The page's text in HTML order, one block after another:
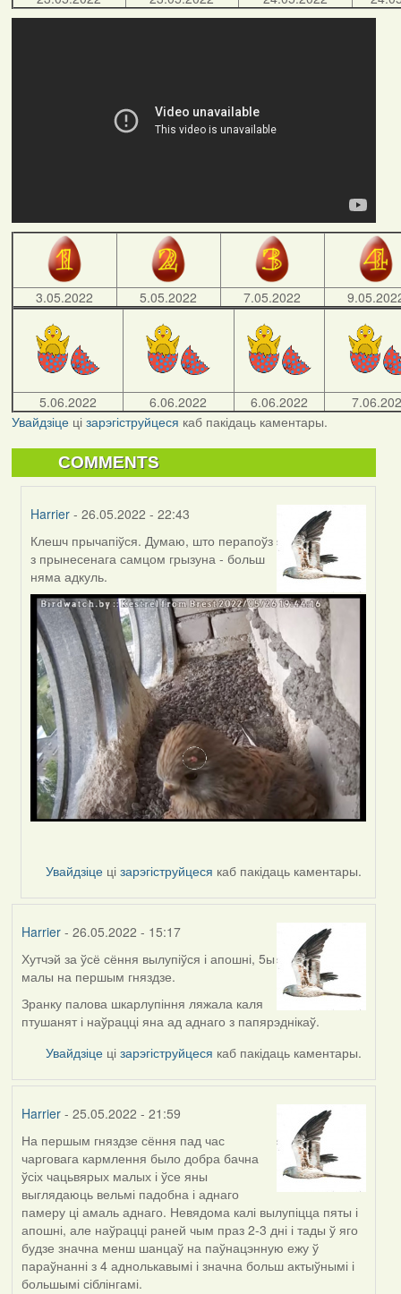
3.05.2022 5.05.2022 7.05.2022
5.06.2022 6.06.2022 6.06.2022
Увайдзіцеці зарэгіструйцеся каб пакідаць каментары.
COMMENTS
Harrier - 26.05.2022 - 22:43
In
reply
to
by
Lighty
Клешч прычапіўся. Думаю, што перапоўз
з прынесенага самцом грызуна - больш
няма адкуль.
Увайдзіце цізарэгіструйцеся каб пакідаць каментары.
Harrier- 26.05.2022 - 15:17
Хутчэй за ўсё сёння вылупіўся і апошні, 5ы
малы на першым гняздзе.
Зранку палова шкарлупіння ляжала каля
птушанят і наўрацці яна ад аднаго з папярэднікаў.
Увайдзіце цізарэгіструйцеся каб пакідаць каментары.
Harrier- 25.05.2022 - 21:59
На першым гняздзе сёння пад час
чарговага кармлення было добра бачна
ўсіх чацьвярых малых і ўсе яны
выглядаюць вельмі падобна і аднаго
памеру ці амаль аднаго. Невядома калі вылупіцца пяты і
апошні, але наўрацці раней чым праз 2-3 дні і тады ў яго
будзе значна менш шанцаў на паўнацэнную ежу ў
параўнанні з 4 аднолькавымі і значна больш актыўнымі і
большымі сіблінгамі.